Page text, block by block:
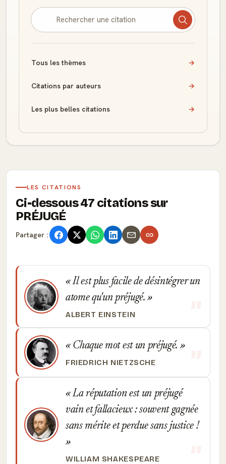
Tous les thèmes →
Citations par auteurs →
Les plus belles citations →
LES CITATIONS
Ci-dessous 47 citations sur
PRÉJUGÉ
Partager :
Il est plus facile de désintégrer un
atome qu'un préjugé.
ALBERT EINSTEIN
Chaque mot est un préjugé.
FRIEDRICH NIETZSCHE
La réputation est un préjugé
vain et fallacieux : souvent gagnée
sans mérite et perdue sans justice !
WILLIAM SHAKESPEARE